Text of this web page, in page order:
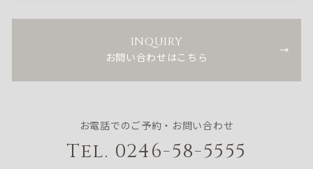
INQUIRY
お問い合わせはこちら
お電話でのご予約・お問い合わせ
Tel. 0246-58-5555